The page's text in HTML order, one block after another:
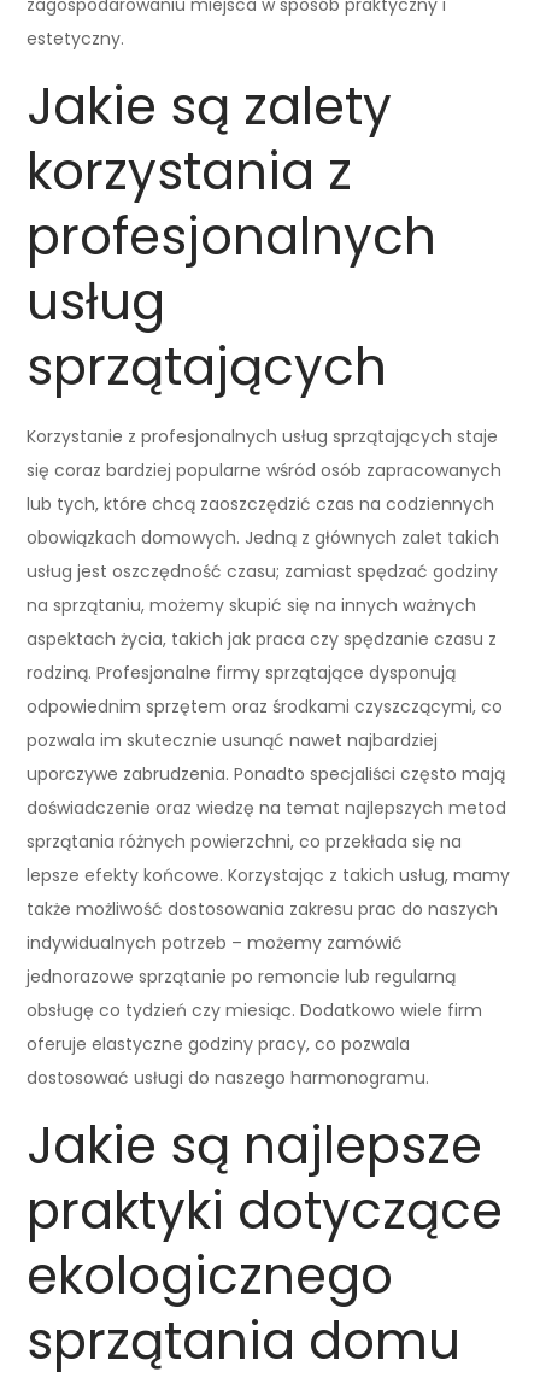
estetyczny.
Jakie są zalety
korzystania z
profesjonalnych
usług
sprzątających
Korzystanie z profesjonalnych usług sprzątających staje
się coraz bardziej popularne wśród osób zapracowanych
lub tych, które chcą zaoszczędzić czas na codziennych
obowiązkach domowych. Jedną z głównych zalet takich
usług jest oszczędność czasu; zamiast spędzać godziny
na sprzątaniu, możemy skupić się na innych ważnych
aspektach życia, takich jak praca czy spędzanie czasu z
rodziną. Profesjonalne firmy sprzątające dysponują
odpowiednim sprzętem oraz środkami czyszczącymi, co
pozwala im skutecznie usunąć nawet najbardziej
uporczywe zabrudzenia. Ponadto specjaliści często mają
doświadczenie oraz wiedzę na temat najlepszych metod
sprzątania różnych powierzchni, co przekłada się na
lepsze efekty końcowe. Korzystając z takich usług, mamy
także możliwość dostosowania zakresu prac do naszych
indywidualnych potrzeb – możemy zamówić
jednorazowe sprzątanie po remoncie lub regularną
obsługę co tydzień czy miesiąc. Dodatkowo wiele firm
oferuje elastyczne godziny pracy, co pozwala
dostosować usługi do naszego harmonogramu.
Jakie są najlepsze
praktyki dotyczące
ekologicznego
sprzątania domu